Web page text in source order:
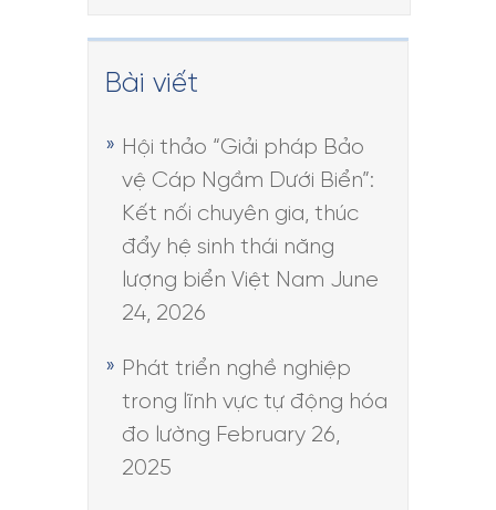
Bài viết
Hội thảo “Giải pháp Bảo
vệ Cáp Ngầm Dưới Biển”:
Kết nối chuyên gia, thúc
đẩy hệ sinh thái năng
lượng biển Việt Nam June
24, 2026
Phát triển nghề nghiệp
trong lĩnh vực tự động hóa
đo lường February 26,
2025